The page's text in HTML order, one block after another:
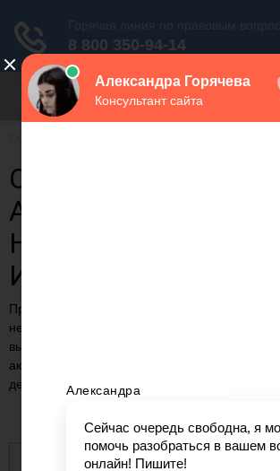
СОГЛАШЕНИЕ ОБ
АЛИМЕНТОВ
НЕДВИЖИМЫМ
ИМУЩЕСТВОМ
Предлагаем статью на тему: "Соглашение
недвижимым имуществом" с понятными
выводами. С случае возникновения вопросов
актуализации данных на 2023 год вы можете
дежурному консультанту.
Содержание
сайту: migrant-